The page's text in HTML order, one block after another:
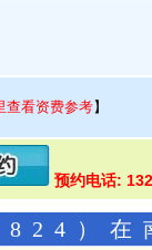
查看资费参考】
预约电话:
）在